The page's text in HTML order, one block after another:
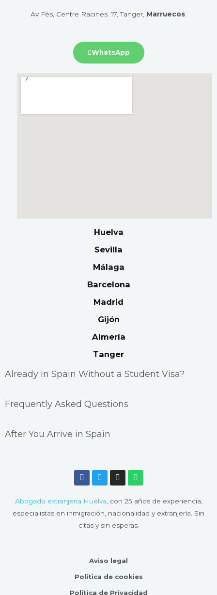
Av Fès, Centre Racines. 17, Tanger, Marruecos
WhatsApp
Huelva
Sevilla
Málaga
Barcelona
Madrid
Gijón
Almería
Tanger
Already in Spain Without a Student Visa?
Frequently Asked Questions
After You Arrive in Spain
F
a
c
b
o
o
k
T
w
i
t
e
I
n
s
a
g
a
W
h
a
s
a
p
Abogado extranjeria Huelva , con 25 años de experiencia,
especialistas en inmigración, nacionalidad y extranjería. Sin
citas y sin esperas.
Aviso legal
Política de cookies
Política de Privacidad